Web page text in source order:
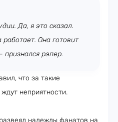
Да, я это сказал.
работает. Она готовит
признался рэпер.
что за такие
неприятности.
надежды фанатов на